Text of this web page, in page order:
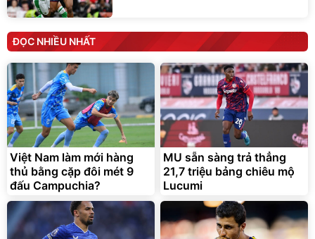
ĐỌC NHIỀU NHẤT
Việt Nam làm mới hàng
thủ bằng cặp đôi mét 9
đấu Campuchia?
MU sẵn sàng trả thẳng
21,7 triệu bảng chiêu mộ
Lucumi